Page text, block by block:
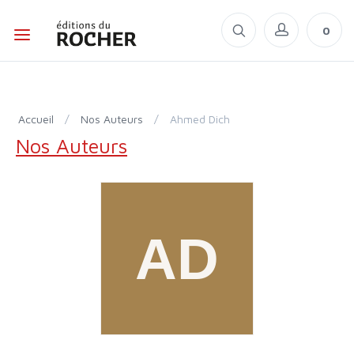
0
Accueil / Nos Auteurs / Ahmed Dich
Nos Auteurs